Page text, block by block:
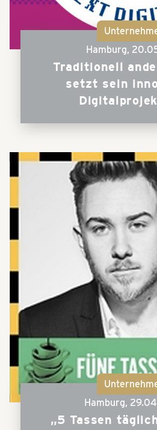
Hamburg,
Traditionell
setzt sein
Hamburg,
„5 Tassen